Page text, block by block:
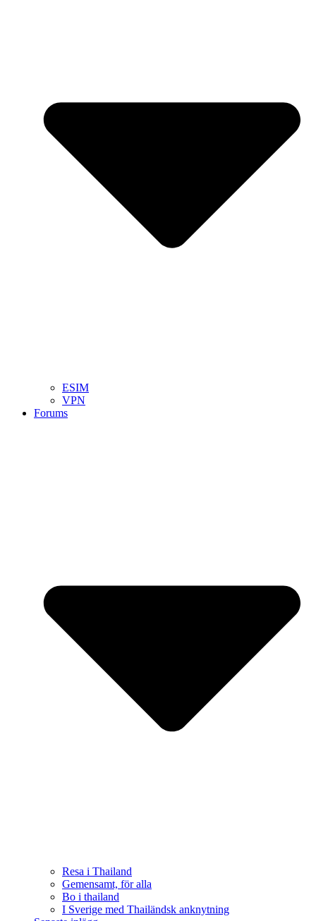
ESIM
VPN
Forums
Resa i Thailand
Gemensamt, för alla
Bo i thailand
I Sverige med Thailändsk anknytning